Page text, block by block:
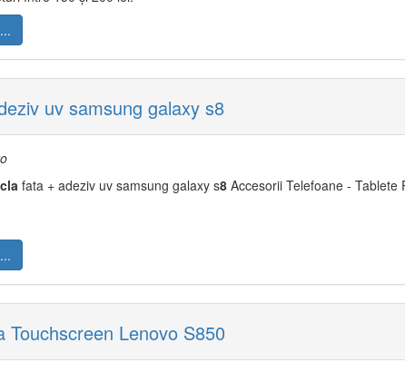
uv samsung galaxy s8
fata + adeziv uv samsung galaxy s8 Accesorii Telefoane -
Touchscreen Lenovo S850